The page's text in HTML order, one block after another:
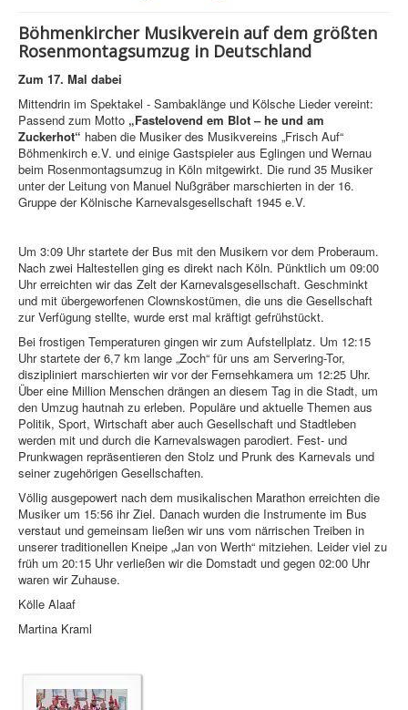
Böhmenkircher Musikverein auf dem größten
Rosenmontagsumzug in Deutschland
Zum 17. Mal dabei
Mittendrin im Spektakel - Sambaklänge und Kölsche Lieder vereint:
Passend zum Motto „Fastelovend em Blot – he und am
Zuckerhot“ haben die Musiker des Musikvereins „Frisch Auf“
Böhmenkirch e.V. und einige Gastspieler aus Eglingen und Wernau
beim Rosenmontagsumzug in Köln mitgewirkt. Die rund 35 Musiker
unter der Leitung von Manuel Nußgräber marschierten in der 16.
Gruppe der Kölnische Karnevalsgesellschaft 1945 e.V.
Um 3:09 Uhr startete der Bus mit den Musikern vor dem Proberaum.
Nach zwei Haltestellen ging es direkt nach Köln. Pünktlich um 09:00
Uhr erreichten wir das Zelt der Karnevalsgesellschaft. Geschminkt
und mit übergeworfenen Clownskostümen, die uns die Gesellschaft
zur Verfügung stellte, wurde erst mal kräftigt gefrühstückt.
Bei frostigen Temperaturen gingen wir zum Aufstellplatz. Um 12:15
Uhr startete der 6,7 km lange „Zoch“ für uns am Servering-Tor,
diszipliniert marschierten wir vor der Fernsehkamera um 12:25 Uhr.
Über eine Million Menschen drängen an diesem Tag in die Stadt, um
den Umzug hautnah zu erleben. Populäre und aktuelle Themen aus
Politik, Sport, Wirtschaft aber auch Gesellschaft und Stadtleben
werden mit und durch die Karnevalswagen parodiert. Fest- und
Prunkwagen repräsentieren den Stolz und Prunk des Karnevals und
seiner zugehörigen Gesellschaften.
Völlig ausgepowert nach dem musikalischen Marathon erreichten die
Musiker um 15:56 ihr Ziel. Danach wurden die Instrumente im Bus
verstaut und gemeinsam ließen wir uns vom närrischen Treiben in
unserer traditionellen Kneipe „Jan von Werth“ mitziehen. Leider viel zu
früh um 20:15 Uhr verließen wir die Domstadt und gegen 02:00 Uhr
waren wir Zuhause.
Kölle Alaaf
Martina Kraml